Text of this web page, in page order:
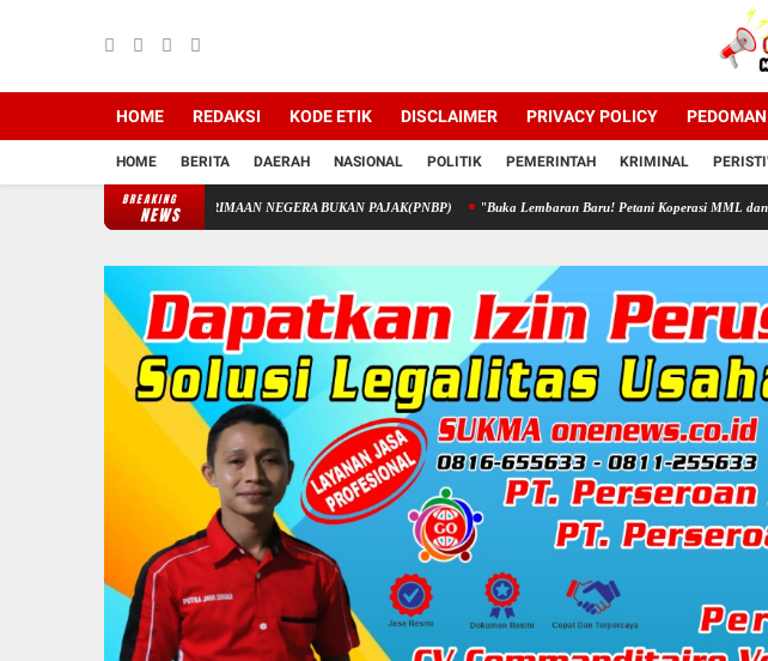
HOME REDAKSI KODE ETIK DISCLAIMER PRIVACY POLICY
HOME BERITA DAERAH NASIONAL POLITIK PEMERINTAH KRIMINAL
BREAKING
NEWS
MELALUI PENERIMAAN NEGERA BUKAN PAJAK(PNBP) "Buka Lembaran Baru! Petani Koperasi MML dan PT Matahari